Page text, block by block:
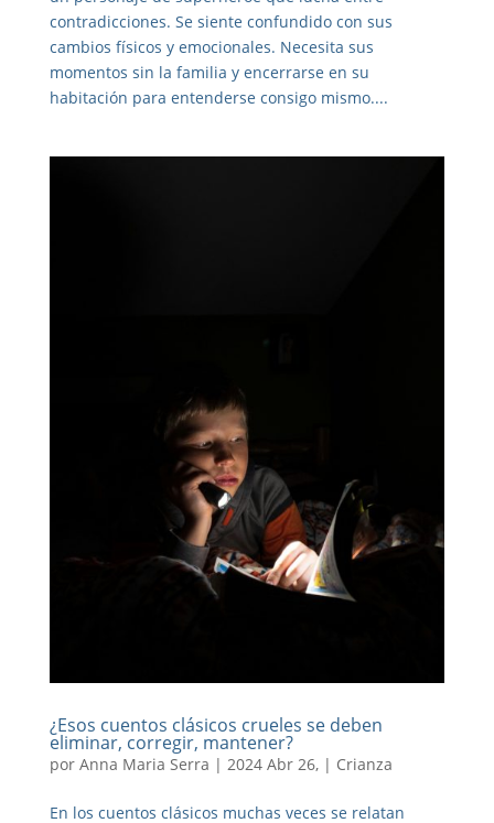
contradicciones. Se siente confundido con sus
cambios físicos y emocionales. Necesita sus
momentos sin la familia y encerrarse en su
habitación para entenderse consigo mismo....
¿Esos cuentos clásicos crueles se deben
eliminar, corregir, mantener?
por Anna Maria Serra | 2024 Abr 26,| Crianza
En los cuentos clásicos muchas veces se relatan